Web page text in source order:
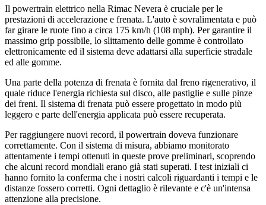
Il powertrain elettrico nella Rimac Nevera è cruciale per le
prestazioni di accelerazione e frenata. L'auto è sovralimentata e può
far girare le ruote fino a circa 175 km/h (108 mph). Per garantire il
massimo grip possibile, lo slittamento delle gomme è controllato
elettronicamente ed il sistema deve adattarsi alla superficie stradale
ed alle gomme.
Una parte della potenza di frenata è fornita dal freno rigenerativo, il
quale riduce l'energia richiesta sul disco, alle pastiglie e sulle pinze
dei freni. Il sistema di frenata può essere progettato in modo più
leggero e parte dell'energia applicata può essere recuperata.
Per raggiungere nuovi record, il powertrain doveva funzionare
correttamente. Con il sistema di misura, abbiamo monitorato
attentamente i tempi ottenuti in queste prove preliminari, scoprendo
che alcuni record mondiali erano già stati superati. I test iniziali ci
hanno fornito la conferma che i nostri calcoli riguardanti i tempi e le
distanze fossero corretti. Ogni dettaglio è rilevante e c'è un'intensa
attenzione alla precisione.